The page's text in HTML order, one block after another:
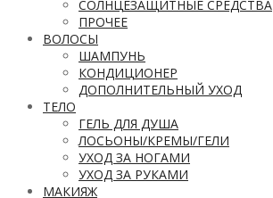
СОЛНЦЕЗАЩИТНЫЕ СРЕДСТВА
ПРОЧЕЕ
ВОЛОСЫ
ШАМПУНЬ
КОНДИЦИОНЕР
ДОПОЛНИТЕЛЬНЫЙ УХОД
ТЕЛО
ГЕЛЬ ДЛЯ ДУША
ЛОСЬОНЫ/КРЕМЫ/ГЕЛИ
УХОД ЗА НОГАМИ
УХОД ЗА РУКАМИ
МАКИЯЖ